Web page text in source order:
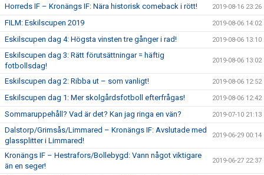
Horreds IF – Kronängs IF: Nära historisk comeback i rött! 2019-08-16 23:26
FILM: Eskilscupen 2019 2019-08-06 14:02
Eskilscupen dag 4: Högsta vinsten tre gånger i rad! 2019-08-06 13:10
Eskilscupen dag 3: Rätt förutsättningar = häftig
fotbollsdag!
2019-08-06 13:02
Eskilscupen dag 2: Ribba ut – som vanligt! 2019-08-06 12:52
Eskilscupen dag 1: Mer skolgårdsfotboll efterfrågas! 2019-08-06 12:42
Sommaruppehåll? Vad är det? Kan jag ringa en vän? 2019-07-10 21:13
Dalstorp/Grimsås/Limmared – Kronängs IF: Avslutade med
glassplitter i Limmared!
2019-06-29 00:14
Kronängs IF – Hestrafors/Bollebygd: Vann något viktigare
än en seger!
2019-06-27 22:37